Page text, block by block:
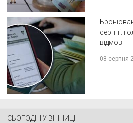
серпні:
відмов
08 серпня
СЬОГОДНІ У ВІННИЦІ